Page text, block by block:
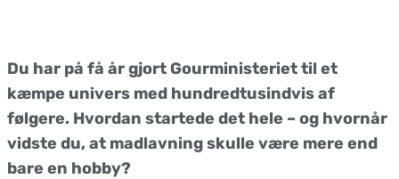
Du har på få år gjort Gourministeriet til et
kæmpe univers med hundredtusindvis af
følgere. Hvordan startede det hele – og hvornår
vidste du, at madlavning skulle være mere end
bare en hobby?